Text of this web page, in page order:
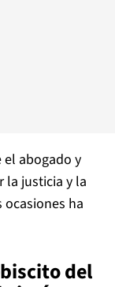
el abogado y
la justicia y la
ha
del